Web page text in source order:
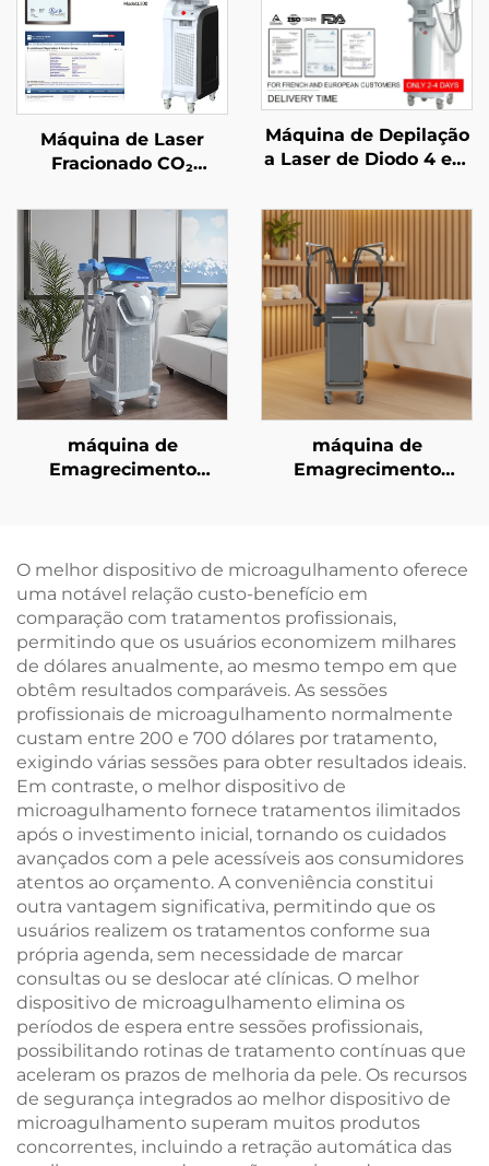
Máquina de Laser
Fracionado CO₂
Médico e MMDSAP
Máquina de Depilação
a Laser de Diodo 4 em
Substituíveis,
potências de 600 W,
1200 W, 1800 W e 3000
W, e comprimentos de
onda de 755 nm, 808
nm, 940 nm e 1064
nm, aprovada pela
MDR, FDA e MDSAP
máquina de
Emagrecimento
Tecnologia de
Resfriamento de 360
Graus e Crioterapia
para Perda de Peso
máquina de
Emagrecimento
Contorno Corporal,
Redução de Celulite,
Elevação e
Firmamento Facial por
Radiofrequência
O melhor dispositivo de microagulhamento oferece
uma notável relação custo-benefício em
comparação com tratamentos profissionais,
permitindo que os usuários economizem milhares
de dólares anualmente, ao mesmo tempo em que
obtêm resultados comparáveis. As sessões
profissionais de microagulhamento normalmente
custam entre 200 e 700 dólares por tratamento,
exigindo várias sessões para obter resultados ideais.
Em contraste, o melhor dispositivo de
microagulhamento fornece tratamentos ilimitados
após o investimento inicial, tornando os cuidados
avançados com a pele acessíveis aos consumidores
atentos ao orçamento. A conveniência constitui
outra vantagem significativa, permitindo que os
usuários realizem os tratamentos conforme sua
própria agenda, sem necessidade de marcar
consultas ou se deslocar até clínicas. O melhor
dispositivo de microagulhamento elimina os
períodos de espera entre sessões profissionais,
possibilitando rotinas de tratamento contínuas que
aceleram os prazos de melhoria da pele. Os recursos
de segurança integrados ao melhor dispositivo de
microagulhamento superam muitos produtos
concorrentes, incluindo a retração automática das